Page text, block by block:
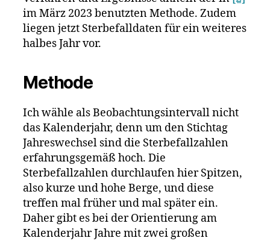
im März 2023 benutzten Methode. Zudem
liegen jetzt Sterbefalldaten für ein weiteres
halbes Jahr vor.
Methode
Ich wähle als Beobachtungsintervall nicht
das Kalenderjahr, denn um den Stichtag
Jahreswechsel sind die Sterbefallzahlen
erfahrungsgemäß hoch. Die
Sterbefallzahlen durchlaufen hier Spitzen,
also kurze und hohe Berge, und diese
treffen mal früher und mal später ein.
Daher gibt es bei der Orientierung am
Kalenderjahr Jahre mit zwei großen